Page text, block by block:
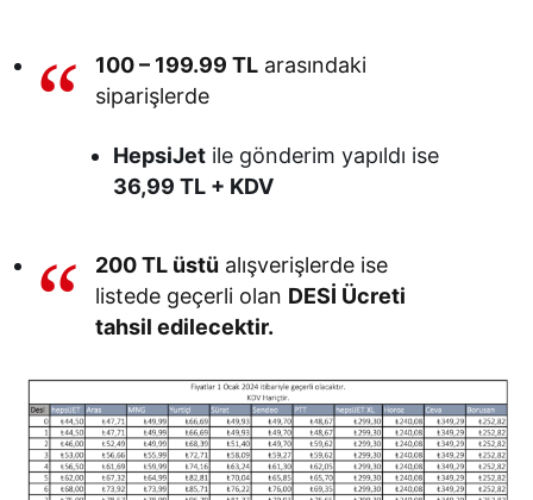
100 – 199.99 TL arasındaki
siparişlerde
HepsiJet ile gönderim yapıldı ise
36,99 TL + KDV
200 TL üstü alışverişlerde ise
listede geçerli olan DESİ Ücreti
tahsil edilecektir.